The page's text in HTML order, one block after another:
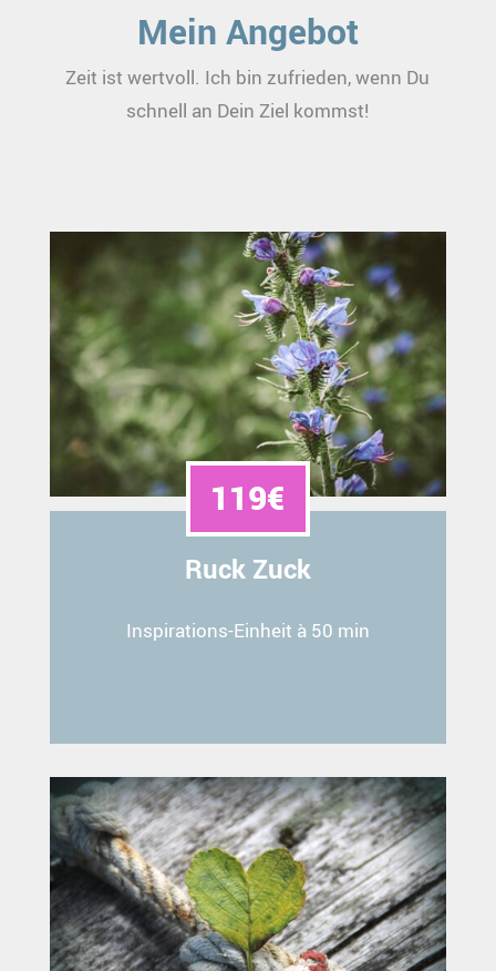
Mein Angebot
Zeit ist wertvoll. Ich bin zufrieden, wenn Du
schnell an Dein Ziel kommst!
119€
Ruck Zuck
Inspirations-Einheit à 50 min